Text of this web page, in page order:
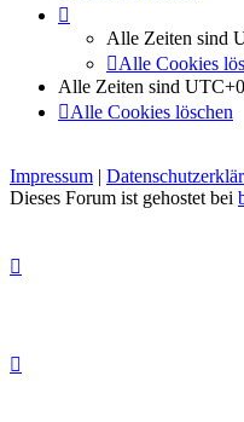
Alle Zeiten sind
Alle Cookies
Alle Zeiten sind
Alle Cookies löschen
Impressum |
Dieses Forum ist gehostet bei